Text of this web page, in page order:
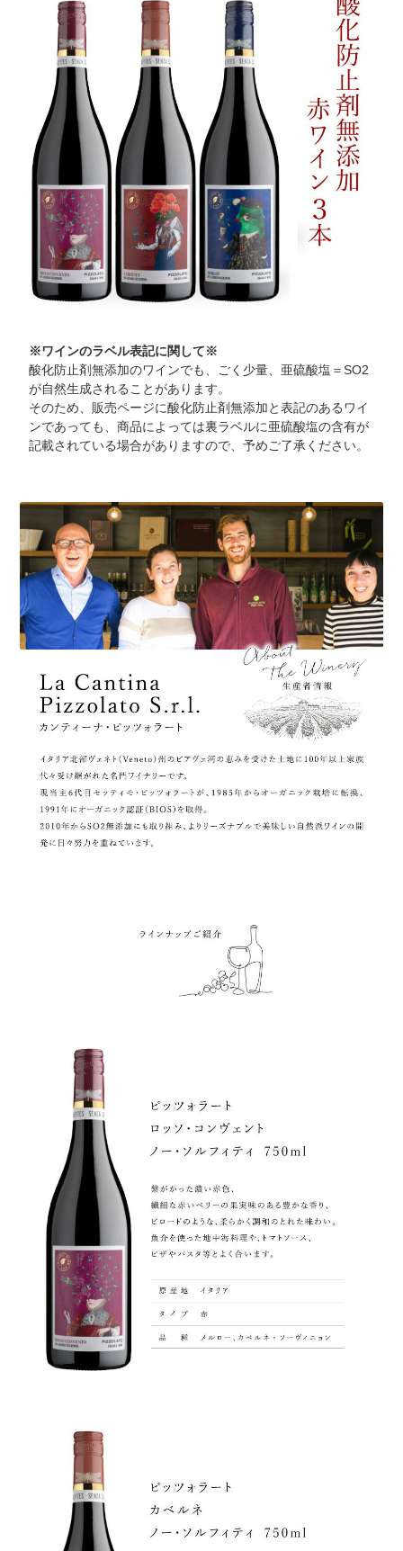
※ワインのラベル表記に関して※
酸化防止剤無添加のワインでも、ごく少量、亜硫酸塩＝SO2
が自然生成されることがあります。
そのため、販売ページに酸化防止剤無添加と表記のあるワイ
ンであっても、商品によっては裏ラベルに亜硫酸塩の含有が
記載されている場合がありますので、予めご了承ください。